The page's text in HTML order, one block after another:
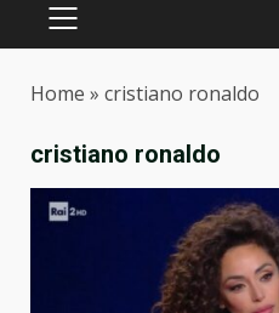
PRIMARY
Home » cristiano ronaldo
cristiano ronaldo